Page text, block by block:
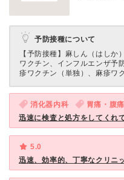
予防接種について
【予防接種】 麻しん（はしか
ワクチン、インフルエンザ予
疹ワクチン（単独）、麻疹ワ
消化器内科 胃痛・腹痛
迅速に検査と処方をしてくれ
5.0
迅速、効率的、丁寧なクリニ